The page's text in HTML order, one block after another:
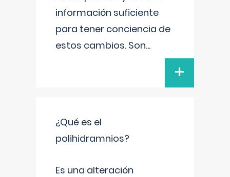
información suficiente
para tener conciencia de
estos cambios. Son...
+
¿Qué es el
polihidramnios?
Es una alteración